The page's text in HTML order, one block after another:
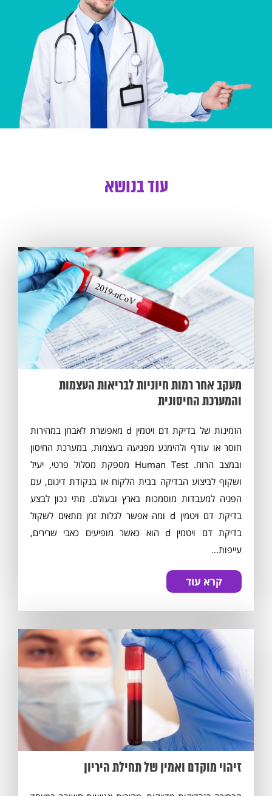
עוד בנושא
מעקב אחר רמות חיוניות לבריאות העצמות
והמערכת החיסונית
הזמינות של בדיקת דם ויטמין d מאפשרת לאבחן במהירות
חוסר או עודף ולהימנע מפגיעה בעצמות, במערכת החיסון
ובמצב הרוח. Human Test מספקת מסלול פרטי, יעיל
ושקוף לביצוע הבדיקה בבית הלקוח או בנקודת דיגום, עם
הפניה למעבדות מוסמכות בארץ ובעולם. מתי נכון לבצע
בדיקת דם ויטמין d ומה אפשר לגלות זמן מתאים לשקול
בדיקת דם ויטמין d הוא כאשר מופיעים כאבי שרירים,
עייפות...
קרא עוד
זיהוי מוקדם ואמין של תחילת היריון